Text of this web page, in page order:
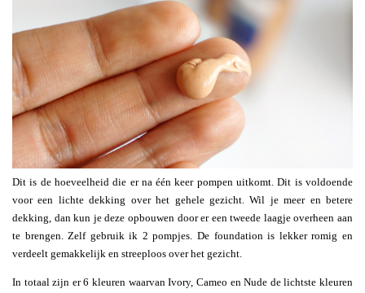
Dit is de hoeveelheid die er na één keer pompen uitkomt. Dit is voldoende
voor een lichte dekking over het gehele gezicht. Wil je meer en betere
dekking, dan kun je deze opbouwen door er een tweede laagje overheen aan
te brengen. Zelf gebruik ik 2 pompjes. De foundation is lekker romig en
verdeelt gemakkelijk en streeploos over het gezicht.
In totaal zijn er 6 kleuren waarvan Ivory, Cameo en Nude de lichtste kleuren